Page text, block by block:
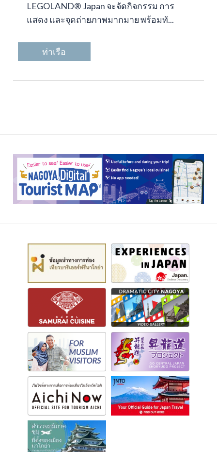
LEGOLAND® Japan จะจัดกิจกรรม การ
แสดง และจุดถ่ายภาพมากมาย พร้อมทั...
ท่าเรือ